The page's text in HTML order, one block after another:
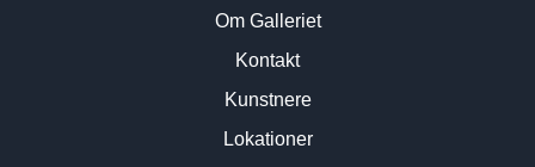
Om Galleriet
Kontakt
Kunstnere
Lokationer